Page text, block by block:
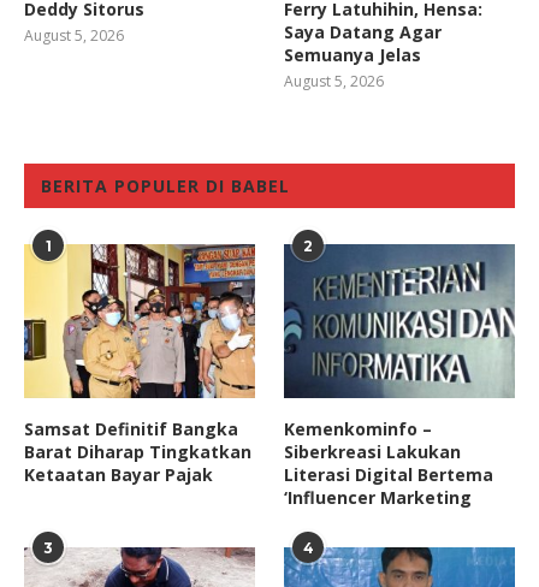
Deddy Sitorus
August 5, 2026
Ferry Latuhihin, Hensa:
Saya Datang Agar
Semuanya Jelas
August 5, 2026
BERITA POPULER DI BABEL
1
Samsat Definitif Bangka
Barat Diharap Tingkatkan
Ketaatan Bayar Pajak
2
Kemenkominfo –
Siberkreasi Lakukan
Literasi Digital Bertema
‘Influencer Marketing
3 4